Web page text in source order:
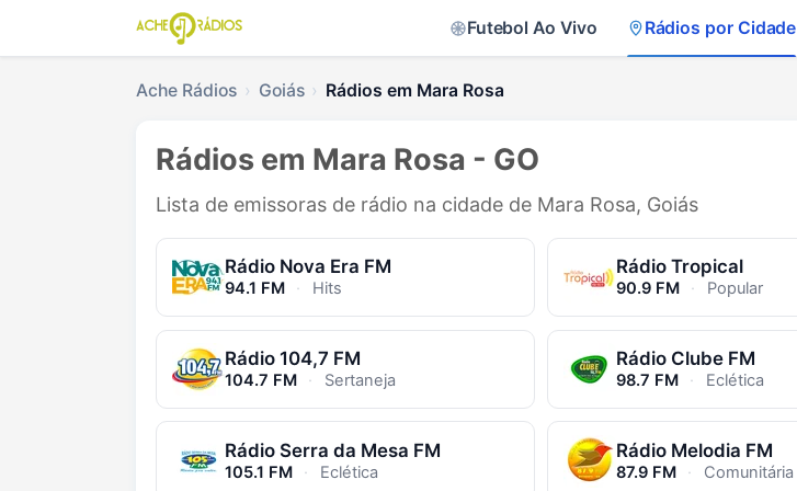
Futebol Ao Vivo Rádios por Cidade
Ache Rádios Goiás Rádios em Mara Rosa
Rádios em Mara Rosa - GO
Lista de emissoras de rádio na cidade de Mara Rosa, Goiás
Rádio Nova Era FM
94.1 FM · Hits
Rádio Tropical
90.9 FM · Popular
Rádio 104,7 FM
104.7 FM · Sertaneja
Rádio Clube FM
98.7 FM · Eclética
Rádio Serra da Mesa FM
105.1 FM · Eclética
Rádio Melodia FM
87.9 FM · Comunitária